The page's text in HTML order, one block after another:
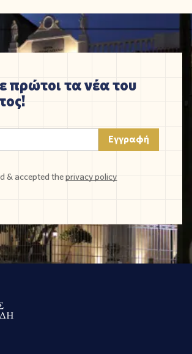
πρώτοι τα νέα του
& accepted theprivacy policy